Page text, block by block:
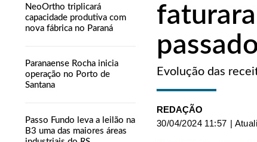
NeoOrtho triplicará
capacidade produtiva com
nova fábrica no Paraná
Paranaense Rocha inicia
operação no Porto de
Santana
Passo Fundo leva a leilão na
B3 uma das maiores áreas
passado
Evolução das
REDAÇÃO
30/04/2024 11:57 |